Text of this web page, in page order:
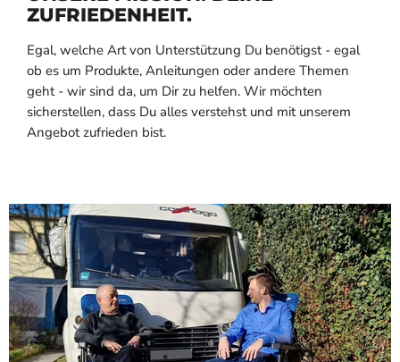
ZUFRIEDENHEIT.
Egal, welche Art von Unterstützung Du benötigst - egal
ob es um Produkte, Anleitungen oder andere Themen
geht - wir sind da, um Dir zu helfen. Wir möchten
sicherstellen, dass Du alles verstehst und mit unserem
Angebot zufrieden bist.